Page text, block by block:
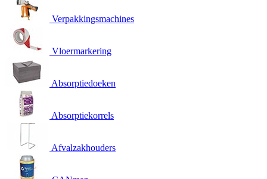
Verpakkingsmachines
Vloermarkering
Absorptiedoeken
Absorptiekorrels
Afvalzakhouders